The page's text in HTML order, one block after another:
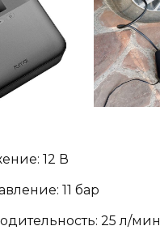
12 В
11 бар
25 л/мин